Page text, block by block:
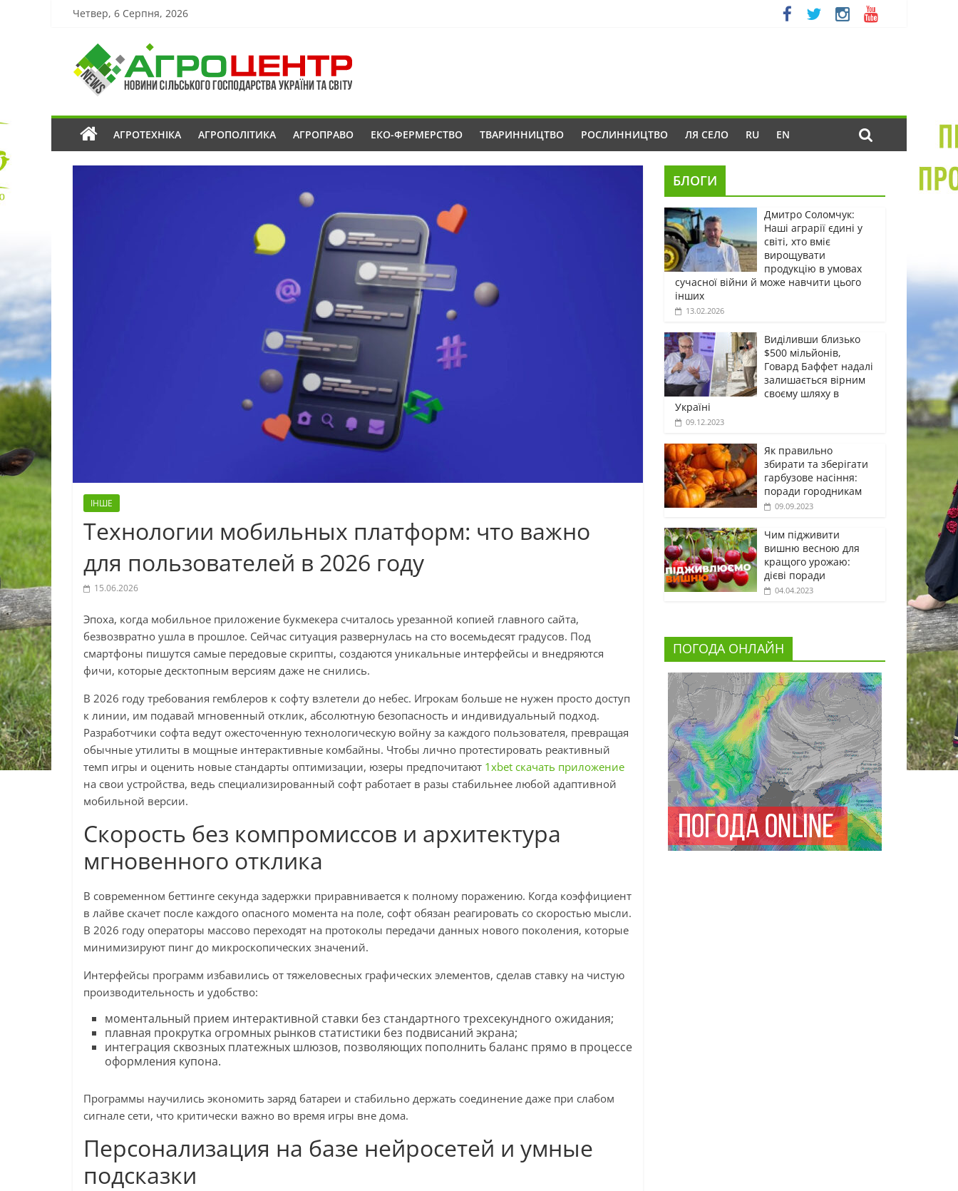
Четвер, 6 Серпня, 2026
АГРОТЕХНІКА АГРОПОЛІТИКА АГРОПРАВО ЕКО-ФЕРМЕРСТВО ТВАРИННИЦТВО РОСЛИННИЦТВО ЛЯ СЕЛО RU EN
ІНШЕ
Технологии мобильных платформ: что важно
для пользователей в 2026 году
15.06.2026
Эпоха, когда мобильное приложение букмекера считалось урезанной копией главного сайта,
безвозвратно ушла в прошлое. Сейчас ситуация развернулась на сто восемьдесят градусов. Под
смартфоны пишутся самые передовые скрипты, создаются уникальные интерфейсы и внедряются
фичи, которые десктопным версиям даже не снились.
В 2026 году требования гемблеров к софту взлетели до небес. Игрокам больше не нужен просто доступ
к линии, им подавай мгновенный отклик, абсолютную безопасность и индивидуальный подход.
Разработчики софта ведут ожесточенную технологическую войну за каждого пользователя, превращая
обычные утилиты в мощные интерактивные комбайны. Чтобы лично протестировать реактивный
темп игры и оценить новые стандарты оптимизации, юзеры предпочитают 1xbet скачать приложение
на свои устройства, ведь специализированный софт работает в разы стабильнее любой адаптивной
мобильной версии.
Скорость без компромиссов и архитектура
мгновенного отклика
В современном беттинге секунда задержки приравнивается к полному поражению. Когда коэффициент
в лайве скачет после каждого опасного момента на поле, софт обязан реагировать со скоростью мысли.
В 2026 году операторы массово переходят на протоколы передачи данных нового поколения, которые
минимизируют пинг до микроскопических значений.
Интерфейсы программ избавились от тяжеловесных графических элементов, сделав ставку на чистую
производительность и удобство:
моментальный прием интерактивной ставки без стандартного трехсекундного ожидания;
плавная прокрутка огромных рынков статистики без подвисаний экрана;
интеграция сквозных платежных шлюзов, позволяющих пополнить баланс прямо в процессе
оформления купона.
Программы научились экономить заряд батареи и стабильно держать соединение даже при слабом
сигнале сети, что критически важно во время игры вне дома.
Персонализация на базе нейросетей и умные
подсказки
БЛОГИ
Дмитро Соломчук:
Наші аграрії єдині у
світі, хто вміє
вирощувати
продукцію в умовах
сучасної війни й може навчити цього
інших
13.02.2026
Виділивши близько
$500 мільйонів,
Говард Баффет надалі
залишається вірним
своєму шляху в
Україні
09.12.2023
Як правильно
збирати та зберігати
гарбузове насіння:
поради городникам
09.09.2023
Чим підживити
вишню весною для
кращого урожаю:
дієві поради
04.04.2023
ПОГОДА ОНЛАЙН